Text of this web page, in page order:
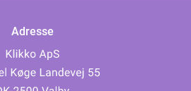
Adresse